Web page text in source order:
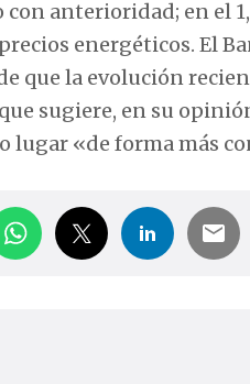
anterioridad; en el
energéticos. El
que la evolución
sugiere, en su
«de forma más